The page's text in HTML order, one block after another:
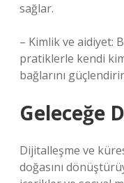
sağlar.
– Kimlikve aidiyet:
pratiklerle kendi
bağlarını
Geleceğe
Dijitalleşme ve
doğasını